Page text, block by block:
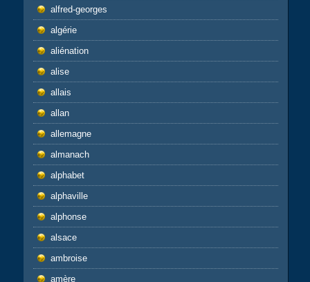
alfred-georges
algérie
aliénation
alise
allais
allan
allemagne
almanach
alphabet
alphaville
alphonse
alsace
ambroise
amère